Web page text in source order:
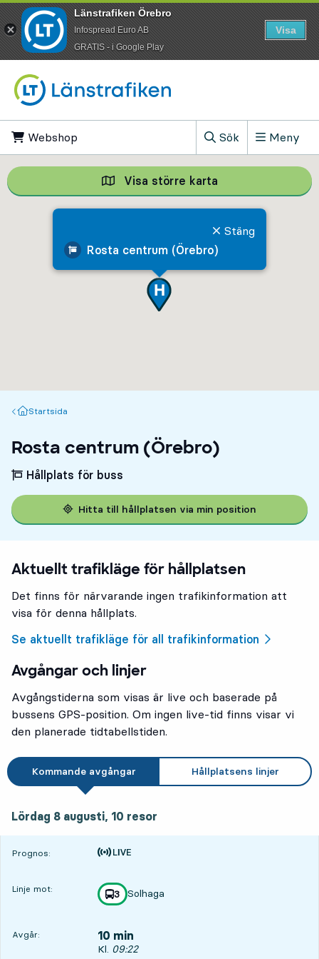
Webshop
Sök
, Visa sökfältet
Meny
Rosta centrum (Örebro)
Stäng
Visa större karta Visa större
Startsida
Startsida
Rosta centrum (Örebro)
Hållplats för buss
Hitta till hållplatsen via min position
Aktuellt trafikläge för hållplatsen
Det finns för närvarande ingen trafikinformation att
visa för denna hållplats.
Se aktuellt trafikläge för all trafikinformation
Avgångar och linjer
Avgångstiderna som visas är live och baserade på
bussens GPS-position. Om ingen live-tid finns visar vi
den planerade tidtabellstiden.
Kommande avgångar Hållplatsens linjer
Lördag 8 augusti, 10 resor
Prognos:
Tiden är prognos
Linje mot: linje
3
mot
Solhaga
,
Avgår: 10 min
Avgår, Kl. 09:22, om 10 min
Kl. 09:22
Länstrafiken Örebro
Infospread Euro AB
​GRATIS - i Google Play
Visa